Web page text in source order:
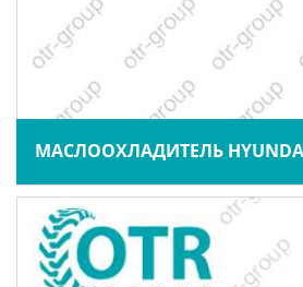
МАСЛООХЛАДИТЕЛЬ HYUNDAI